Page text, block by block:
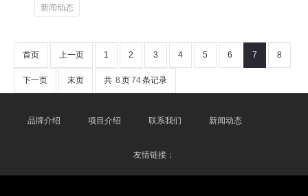
新闻动态
首页 上一页 1 2 3 4 5 6 7 8
下一页 末页 共 8 页74条记录
品牌介绍 项目介绍 联系我们 新闻动态
友情链接：